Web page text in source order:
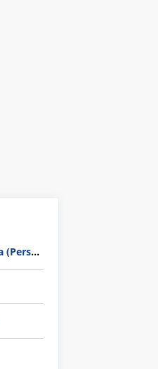
PT Agrinas Palma Nusantara (Persero)